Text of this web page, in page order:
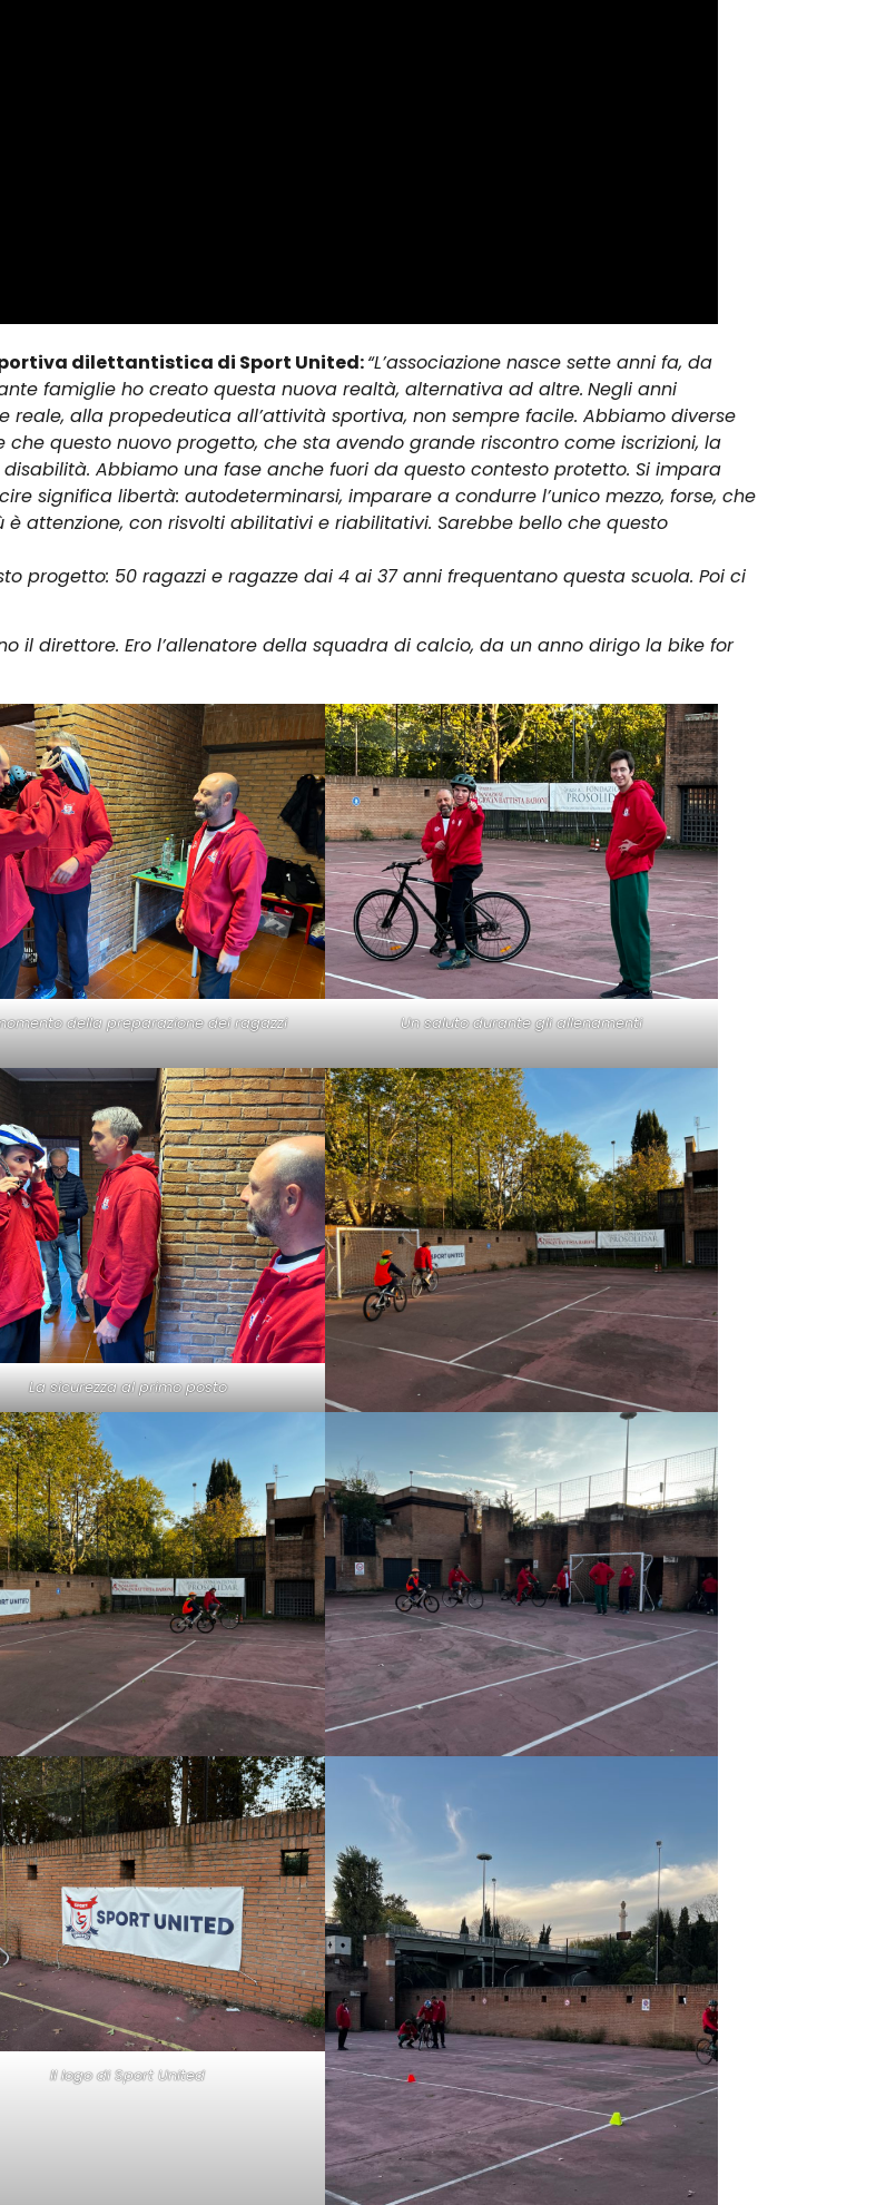
dilettantistica di Sport United:“L’associazione nasce sette anni fa, da
famiglie ho creato questa nuova realtà, alternativa ad altre. Negli anni
alla propedeutica all’attività sportiva, non sempre facile. Abbiamo diverse
questo nuovo progetto, che sta avendo grande riscontro come iscrizioni, la
Abbiamo una fase anche fuori da questo contesto protetto. Si impara
significa libertà: autodeterminarsi, imparare a condurre l’unico mezzo, forse, che
attenzione, con risvolti abilitativi e riabilitativi. Sarebbe bello che questo
progetto: 50 ragazzi e ragazze dai 4 ai 37 anni frequentano questa scuola. Poi ci
il direttore. Ero l’allenatore della squadra di calcio, da un anno dirigo la bike for
della preparazione dei ragazzi Un saluto durante gli allenamenti
La sicurezza al primo posto
Il logo di Sport United